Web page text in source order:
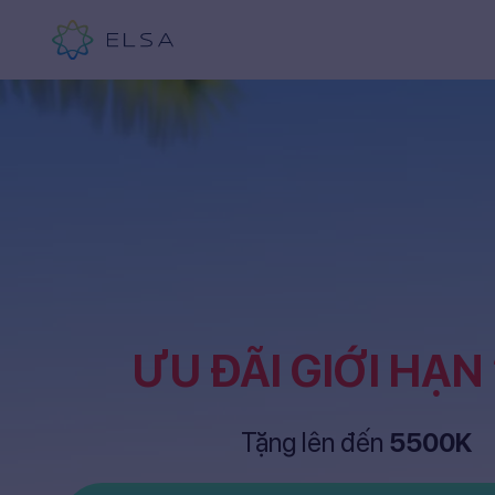
ƯU ĐÃI GIỚI
Tặng lên đến 5500K